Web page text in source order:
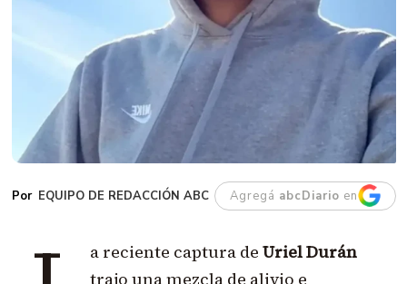
EQUIPO DE REDACCIÓN ABC Agregá abcDiario en
a reciente captura de Uriel Durán
trajo una mezcla de alivio e